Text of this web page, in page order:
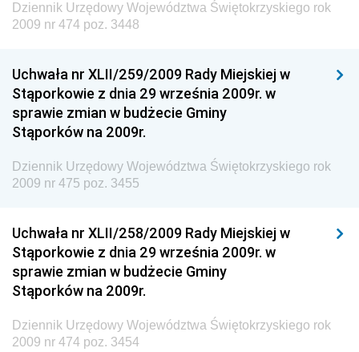
Dziennik Urzędowy Ministra Klimatu
Dziennik Urzędowy Ministra Funduszy i Polityki
Regionalnej
Dziennik Urzędowy Ministra Aktywów Państwowych
Dziennik Urzędowy Ministra Zdrowia
Dziennik Urzędowy Ministra Środowiska i Głównego
Inspektora Ochrony Środowiska
Dziennik Urzędowy Ministerstwa Kultury, Dziedzictwa
Narodowego i Sportu
Dziennik Urzędowy Ministra Finansów, Funduszy i
Dziennik Urzędowy Ministra Rozwoju, Pracy i
Dziennik Urzędowy Województwa Świętokrzyskiego rok
2009 nr 474 poz. 3448
Uchwała nr XLII/259/2009 Rady Miejskiej w
Stąporkowie z dnia 29 września 2009r. w
sprawie zmian w budżecie Gminy
Stąporków na 2009r.
Dziennik Urzędowy Województwa Świętokrzyskiego rok
2009 nr 475 poz. 3455
Uchwała nr XLII/258/2009 Rady Miejskiej w
Stąporkowie z dnia 29 września 2009r. w
sprawie zmian w budżecie Gminy
Stąporków na 2009r.
Dziennik Urzędowy Województwa Świętokrzyskiego rok
2009 nr 474 poz. 3454